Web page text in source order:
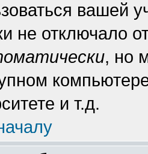
вашей
не отключало
, но
и т.д.